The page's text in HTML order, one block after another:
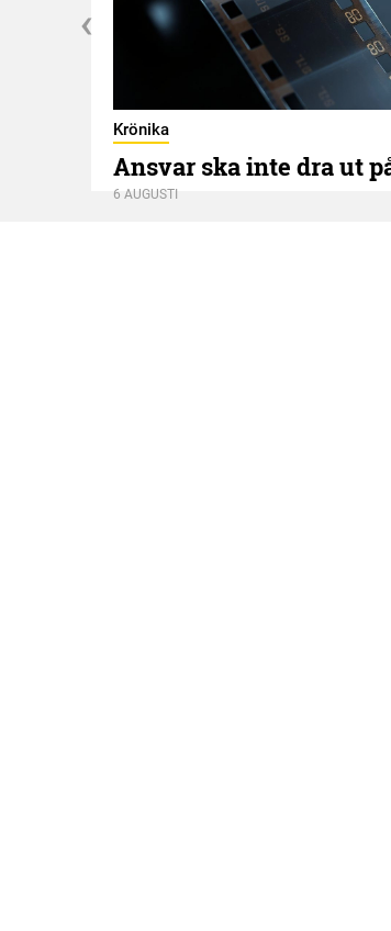
Krönika
Ansvar ska inte dra ut
6 AUGUSTI